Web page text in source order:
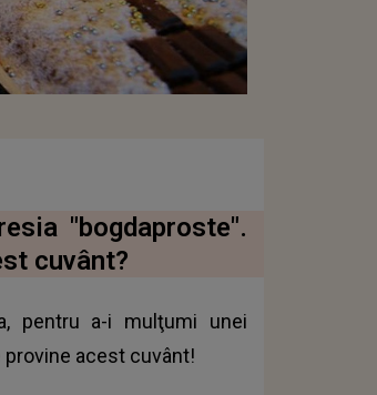
"bogdaproste".
cuvânt?
pentru a-i mulţumi unei
acest cuvânt!